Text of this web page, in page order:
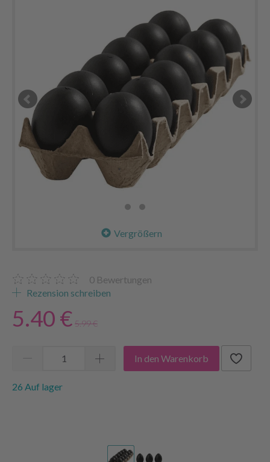
Vergrößern
0 Bewertungen
Rezension schreiben
5.40 € 5.99 €
In den Warenkorb
26 Auf lager